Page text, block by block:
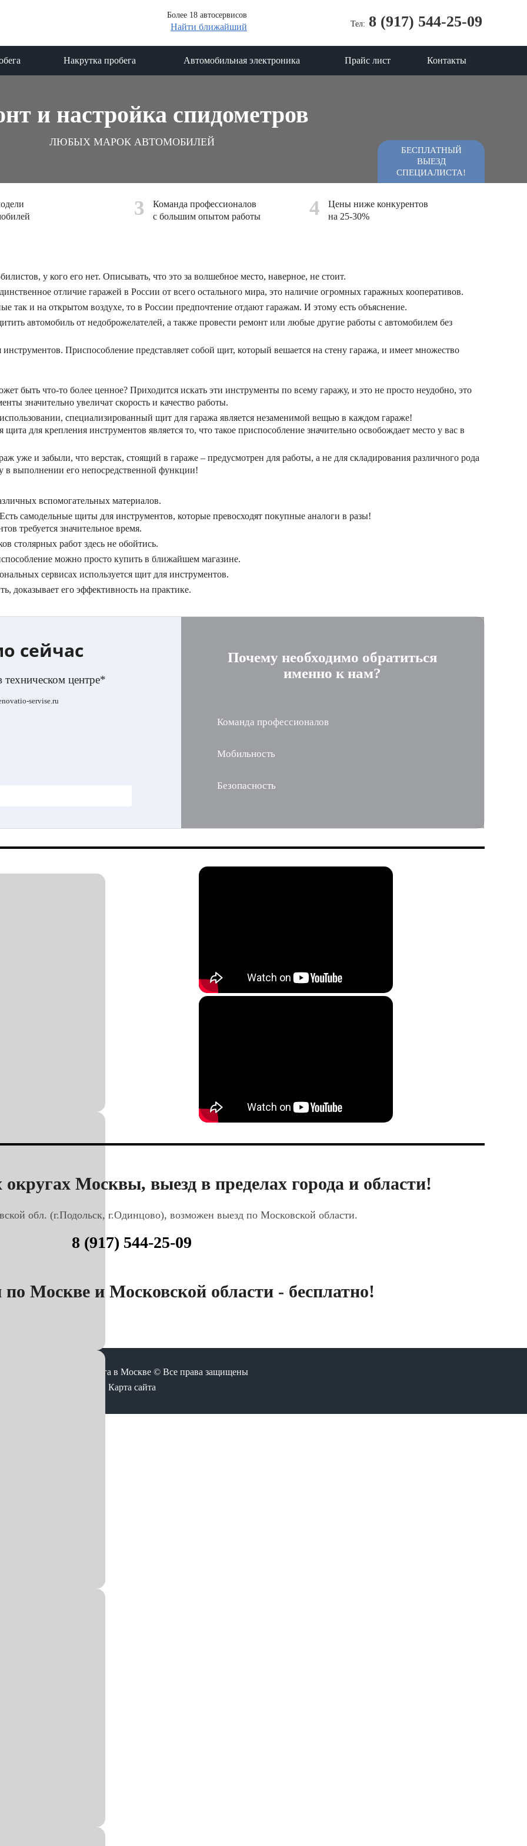
Более 18 автосервисов
Найти ближайший Тел: 8 (917) 544-25-09
Накрутка пробега Автомобильная электроника Прайс лист Контакты
и настройка спидометров
ЛЮБЫХ МАРОК АВТОМОБИЛЕЙ
БЕСПЛАТНЫЙ
ВЫЕЗД
СПЕЦИАЛИСТА!
3
Команда профессионалов
с большим опытом работы
4
Цены ниже конкурентов
на 25-30%
у кого его нет. Описывать, что это за волшебное место, наверное, не стоит.
отличие гаражей в России от всего остального мира, это наличие огромных гаражных кооперативов.
так и на открытом воздухе, то в России предпочтение отдают гаражам. И этому есть объяснение.
автомобиль от недоброжелателей, а также провести ремонт или любые другие работы с автомобилем без
Приспособление представляет собой щит, который вешается на стену гаража, и имеет множество
быть что-то более ценное? Приходится искать эти инструменты по всему гаражу, и это не просто неудобно, это
значительно увеличат скорость и качество работы.
специализированный щит для гаража является незаменимой вещью в каждом гараже!
для крепления инструментов является то, что такое приспособление значительно освобождает место у вас в
уже и забыли, что верстак, стоящий в гараже – предусмотрен для работы, а не для складирования различного рода
в выполнении его непосредственной функции!
вспомогательных материалов.
самодельные щиты для инструментов, которые превосходят покупные аналоги в разы!
требуется значительное время.
столярных работ здесь не обойтись.
можно просто купить в ближайшем магазине.
сервисах используется щит для инструментов.
доказывает его эффективность на практике.
сейчас
центре*
servise.ru
Почему необходимо обратиться
именно к нам?
Команда профессионалов
Мобильность
Безопасность
Москвы, выезд в пределах города и области!
обл. (г.Подольск, г.Одинцово), возможен выезд по Московской области.
8 (917) 544-25-09
Москве и Московской области - бесплатно!
Корректировка пробега в Москве © Все права защищены
Карта сайта